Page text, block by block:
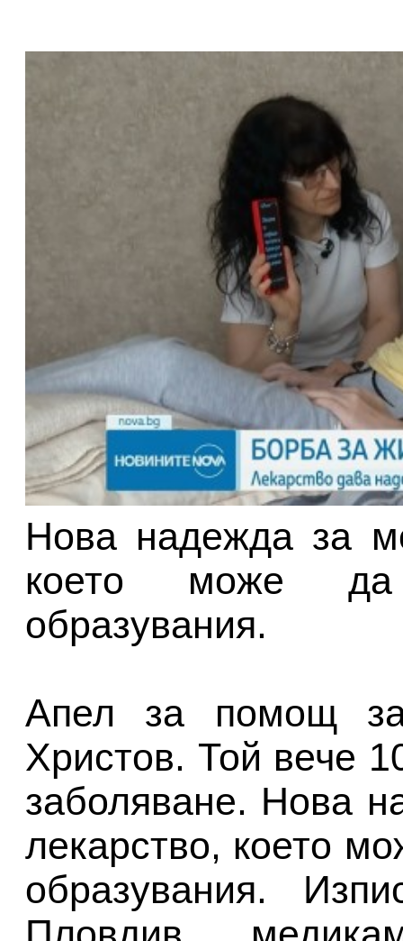
Нова надежда за
което може да
образувания.
Апел за помощ
Христов. Той вече
заболяване. Нова
лекарство, което
образувания.